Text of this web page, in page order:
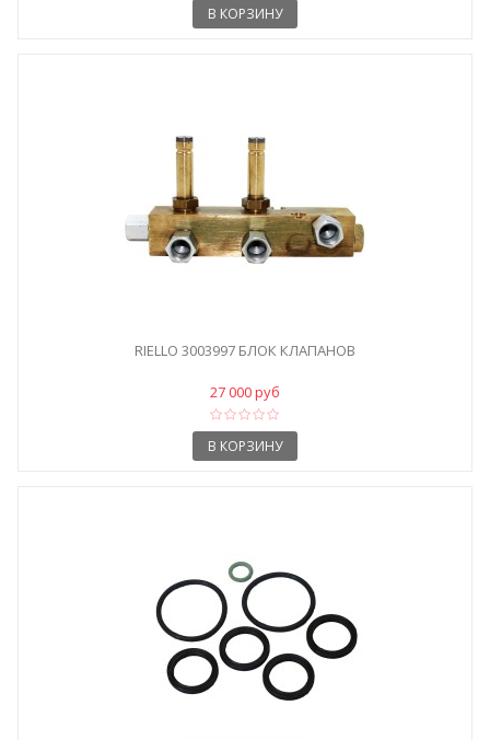
В КОРЗИНУ
RIELLO 3003997 БЛОК КЛАПАНОВ
27 000 руб
В КОРЗИНУ